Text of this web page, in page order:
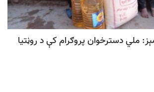
ملي دسترخوان پروګرام کې د روڼتیا